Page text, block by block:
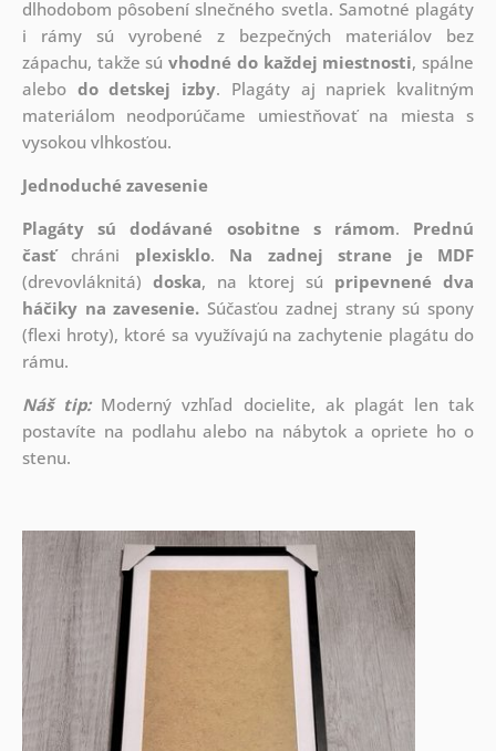
dlhodobom pôsobení slnečného svetla. Samotné plagáty
i rámy sú vyrobené z bezpečných materiálov bez
zápachu, takže súvhodné do každej miestnosti, spálne
alebo do detskej izby. Plagáty aj napriek kvalitným
materiálom neodporúčame umiestňovať na miesta s
vysokou vlhkosťou.
Jednoduché zavesenie
Plagáty sú dodávané osobitne s rámom. Prednú
časťchráni plexisklo. Na zadnej strane je
MDF
(drevovláknitá) doska, na ktorej sú pripevnené dva
háčiky na zavesenie.Súčasťou zadnej strany sú spony
(flexi hroty), ktoré sa využívajú na zachytenie plagátu do
rámu.
Náš tip: Moderný vzhľad docielite, ak plagát len tak
postavíte na podlahu alebo na nábytok a opriete ho o
stenu.